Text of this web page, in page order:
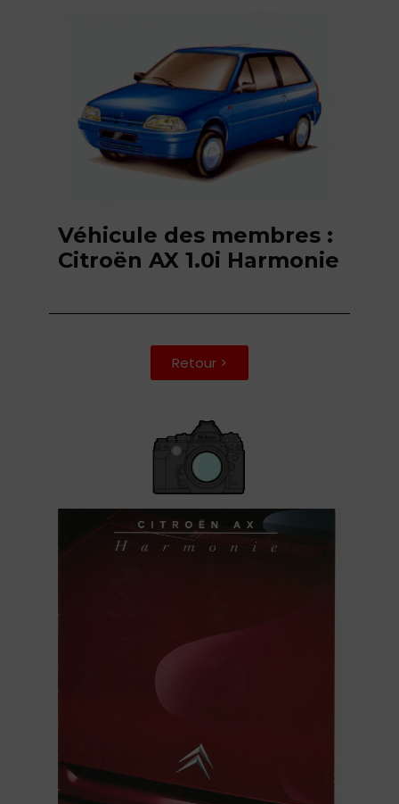
Véhicule des membres :
Citroën AX 1.0i Harmonie
Retour >